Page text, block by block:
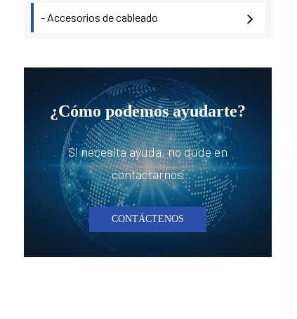
- Accesorios de cableado
¿Cómo podemos ayudarte?
Si necesita ayuda, no dude en
contactarnos
CONTÁCTENOS